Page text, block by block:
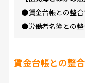
●賃金台帳との整合
●労働者名簿との整
賃金台帳との整